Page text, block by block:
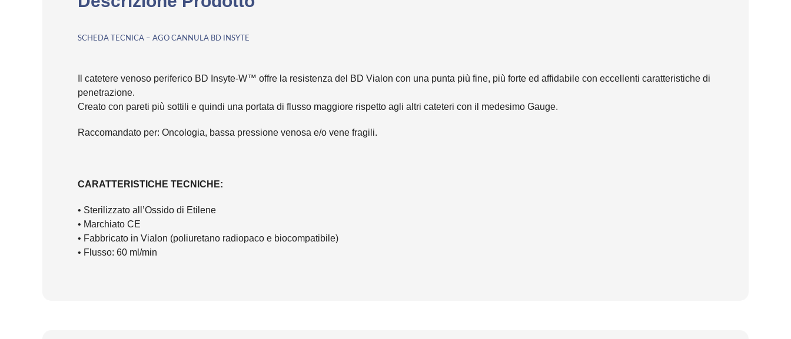
SCHEDA TECNICA – AGO CANNULA BD INSYTE
Il catetere venoso periferico BD Insyte-W™ offre la resistenza del BD Vialon con una punta più fine, più forte ed affidabile con eccellenti caratteristiche di
penetrazione.
Creato con pareti più sottili e quindi una portata di flusso maggiore rispetto agli altri cateteri con il medesimo Gauge.
Raccomandato per: Oncologia, bassa pressione venosa e/o vene fragili.
CARATTERISTICHE TECNICHE:
• Sterilizzato all’Ossido di Etilene
• Marchiato CE
• Fabbricato in Vialon (poliuretano radiopaco e biocompatibile)
• Flusso: 60 ml/min